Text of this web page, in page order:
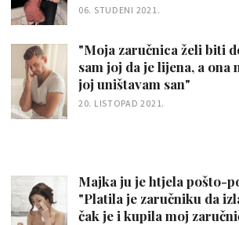
06. STUDENI 2021.
"Moja zaručnica želi biti
sam joj da je lijena, a ona
joj uništavam san"
20. LISTOPAD 2021.
Majka ju je htjela pošto-
"Platila je zaručniku da
čak je i kupila moj